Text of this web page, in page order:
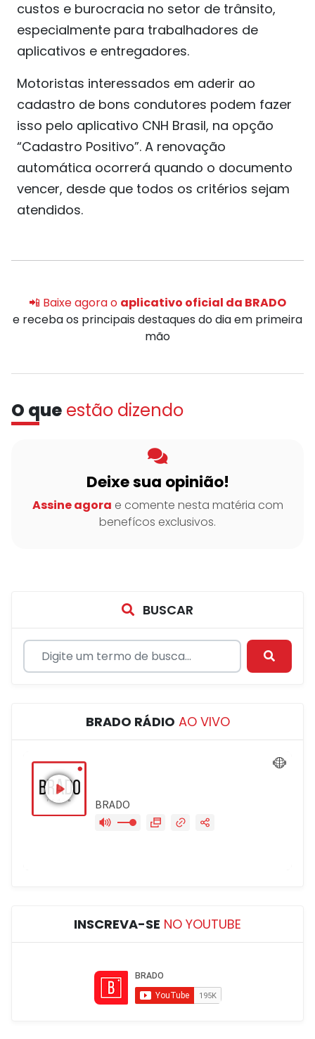
custos e burocracia no setor de trânsito,
especialmente para trabalhadores de
aplicativos e entregadores.
Motoristas interessados em aderir ao
cadastro de bons condutores podem fazer
isso pelo aplicativo CNH Brasil, na opção
“Cadastro Positivo”. A renovação
automática ocorrerá quando o documento
vencer, desde que todos os critérios sejam
atendidos.
📲 Baixe agora o aplicativo oficial da BRADO
e receba os principais destaques do dia em primeira
mão
O que estão dizendo
Deixe sua opinião!
Assine agora e comente nesta matéria com
benefícos exclusivos.
BUSCAR
BRADO RÁDIO AO VIVO
INSCREVA-SE NO YOUTUBE